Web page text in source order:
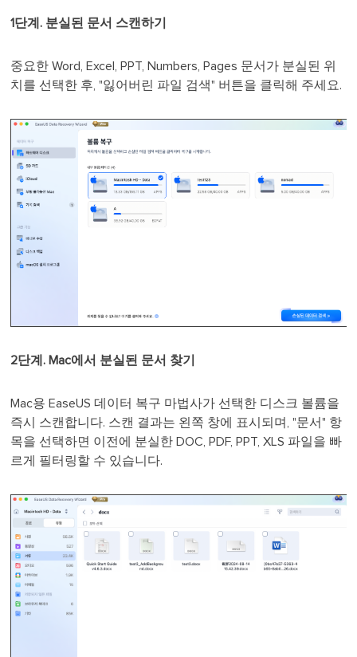
1단계. 분실된 문서 스캔하기
중요한 Word, Excel, PPT, Numbers, Pages 문서가 분실된 위
치를 선택한 후, "잃어버린 파일 검색" 버튼을 클릭해 주세요.
2단계. Mac에서 분실된 문서 찾기
Mac용 EaseUS 데이터 복구 마법사가 선택한 디스크 볼륨을
즉시 스캔합니다. 스캔 결과는 왼쪽 창에 표시되며, "문서" 항
목을 선택하면 이전에 분실한 DOC, PDF, PPT, XLS 파일을 빠
르게 필터링할 수 있습니다.